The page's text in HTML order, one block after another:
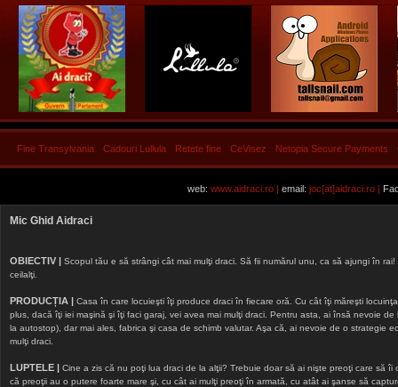
Fine Transylvania Cadouri Lullula Retete fine CeVisez Netopia Secure Payments
web: www.aidraci.ro | email: joc[at]aidraci.ro |
Mic Ghid Aidraci
OBIECTIV | Scopul tău e să strângi cât mai mulţi draci. Să fii numărul unu, ca să ajungi în
ceilalţi.
PRODUCȚIA | Casa în care locuieşti îţi produce draci în fiecare oră. Cu cât îţi măreşti
plus, dacă îţi iei maşină şi îţi faci garaj, vei avea mai mulţi draci. Pentru asta, ai însă nevoie
la autostop), dar mai ales, fabrica şi casa de schimb valutar. Aşa că, ai nevoie de o strategie
mulţi draci.
LUPTELE | Cine a zis că nu poţi lua draci de la alţii? Trebuie doar să ai nişte preoţi care să
că preoţii au o putere foarte mare şi, cu cât ai mulţi preoţi în armată, cu atât ai şanse să